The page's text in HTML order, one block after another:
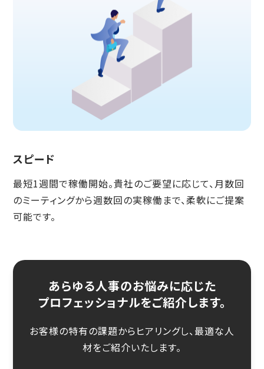
スピード
最短1週間で稼働開始。貴社のご要望に応じて、月数回
のミーティングから週数回の実稼働まで、柔軟にご提案
可能です。
あらゆる人事のお悩みに応じた
プロフェッショナルをご紹介します。
お客様の特有の課題からヒアリングし、最適な人
材をご紹介いたします。